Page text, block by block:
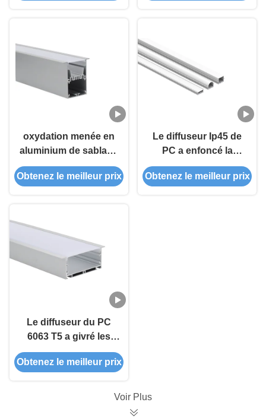
oxydation menée en
aluminium de sablage
du profil enfoncée par
largeur IP20 de 50mm
Obtenez le meilleur prix
Le diffuseur Ip45 de
PC a enfoncé la
Manche en aluminium
menée 6063 T5 pour
Obtenez le meilleur prix
Le diffuseur du PC
6063 T5 a givré les
extrusions en
aluminium menées a
Obtenez le meilleur prix
Voir Plus